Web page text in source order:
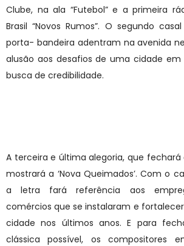
Clube, na ala “Futebol” e a primeira
Brasil “Novos Rumos”. O segundo
porta- bandeira adentram na avenida
alusão aos desafios de uma cidade
busca de credibilidade.
A terceira e última alegoria, que fechará
mostrará a ‘Nova Queimados’. Com o
a letra fará referência aos
comércios que se instalaram e
cidade nos últimos anos. E para
clássica possível, os compositores